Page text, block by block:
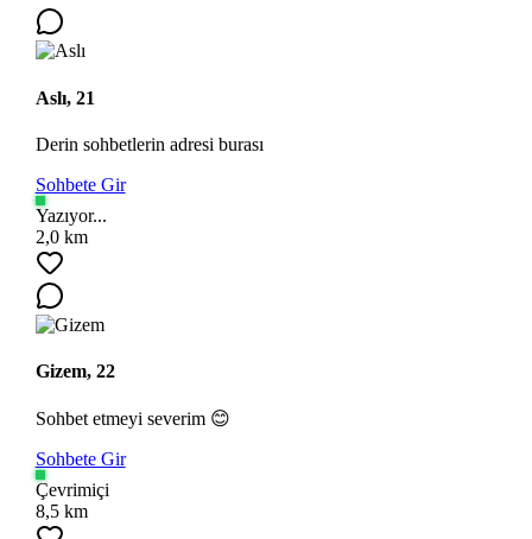
Aslı, 21
Derin sohbetlerin adresi burası
Sohbete Gir
Yazıyor...
2,0 km
Gizem, 22
Sohbet etmeyi severim 😊
Sohbete Gir
Çevrimiçi
8,5 km